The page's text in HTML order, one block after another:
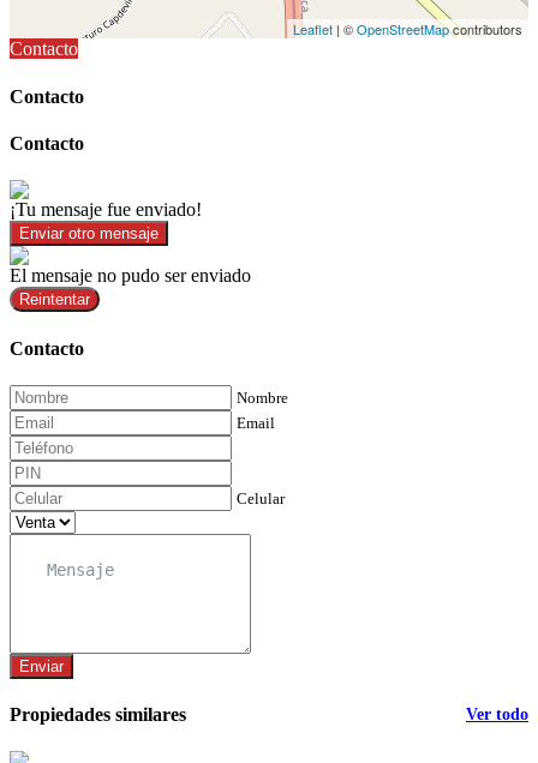
Leaflet | ©OpenStreetMapcontributors
Contacto
Contacto
Contacto
¡Tu mensaje fue enviado!
Enviar otro mensaje
El mensaje no pudo ser enviado
Reintentar
Contacto
Nombre
Email
Celular
Enviar
Propiedades similares Ver todo